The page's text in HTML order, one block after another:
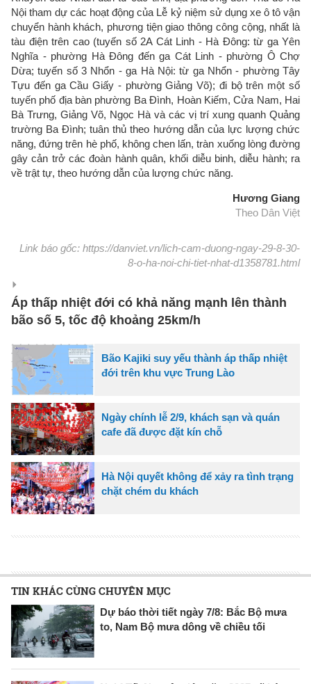
Nội tham dự các hoạt động của Lễ kỷ niệm sử dụng xe ô tô vận
chuyển hành khách, phương tiện giao thông công cộng, nhất là
tàu điện trên cao (tuyến số 2A Cát Linh - Hà Đông: từ ga Yên
Nghĩa - phường Hà Đông đến ga Cát Linh - phường Ô Chợ
Dừa; tuyến số 3 Nhổn - ga Hà Nội: từ ga Nhổn - phường Tây
Tựu đến ga Cầu Giấy - phường Giảng Võ); đi bộ trên một số
tuyến phố địa bàn phường Ba Đình, Hoàn Kiếm, Cửa Nam, Hai
Bà Trưng, Giảng Võ, Ngọc Hà và các vị trí xung quanh Quảng
trường Ba Đình; tuân thủ theo hướng dẫn của lực lượng chức
năng, đứng trên hè phố, không chen lấn, tràn xuống lòng đường
gây cản trở các đoàn hành quân, khối diễu binh, diễu hành; ra
về trật tự, theo hướng dẫn của lượng chức năng.
Hương Giang
Theo Dân Việt
Link báo gốc: https://danviet.vn/lich-cam-duong-ngay-29-8-30-
8-o-ha-noi-chi-tiet-nhat-d1358781.html
Áp thấp nhiệt đới có khả năng mạnh lên thành
bão số 5, tốc độ khoảng 25km/h
Bão Kajiki suy yếu thành áp thấp nhiệt
đới trên khu vực Trung Lào
Ngày chính lễ 2/9, khách sạn và quán
cafe đã được đặt kín chỗ
Hà Nội quyết không để xảy ra tình trạng
chặt chém du khách
TIN KHÁC CÙNG CHUYÊN MỤC
Dự báo thời tiết ngày 7/8: Bắc Bộ mưa
to, Nam Bộ mưa dông về chiều tối